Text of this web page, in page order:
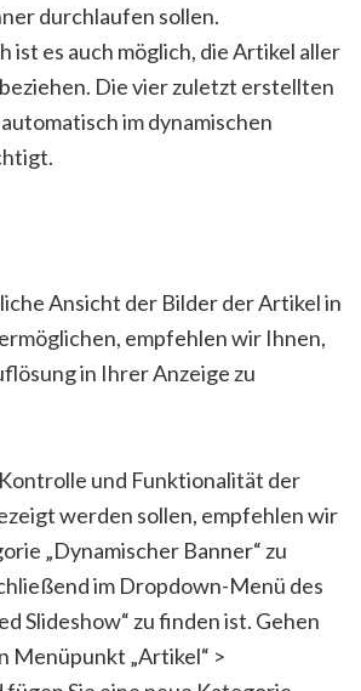
durchlaufen sollen.
ist es auch möglich, die Artikel aller
Die vier zuletzt erstellten
im dynamischen
Ansicht der Bilder der Artikel in
empfehlen wir Ihnen,
in Ihrer Anzeige zu
und Funktionalität der
werden sollen, empfehlen wir
„Dynamischer Banner“ zu
im Dropdown-Menü des
Slideshow“ zu finden ist. Gehen
Menüpunkt „Artikel“ >